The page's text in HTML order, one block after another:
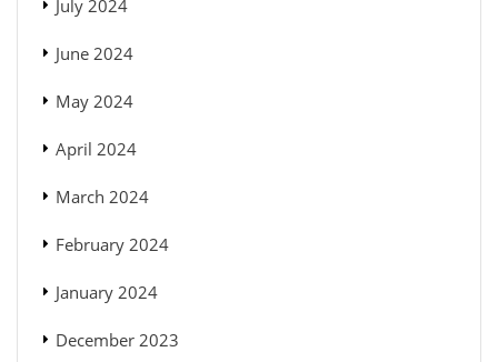
July 2024
June 2024
May 2024
April 2024
March 2024
February 2024
January 2024
December 2023